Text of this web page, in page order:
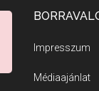
Impresszum
Médiaajánlat